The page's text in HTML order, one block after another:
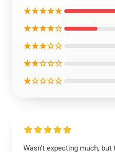
★★★★★
★★★★☆
★★★☆☆
★★☆☆☆
★☆☆☆☆
Wasn't expecting much,